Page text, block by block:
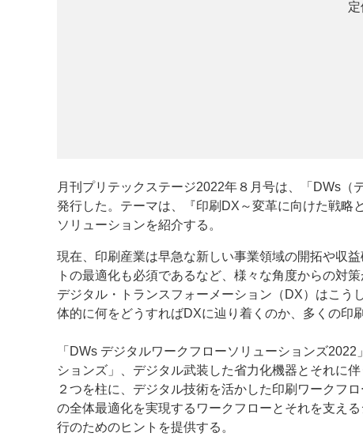
定
月刊プリテックステージ2022年８月号は、「DWs
発行した。テーマは、『印刷DX～変革に向けた戦略
ソリューションを紹介する。
現在、印刷産業は早急な新しい事業領域の開拓や収
トの最適化も必須であるなど、様々な角度からの対策
デジタル・トランスフォーメーション（DX）はこう
体的に何をどうすればDXに辿り着くのか、多くの印
「DWs デジタルワークフローソリューションズ
ションズ」、デジタル武装した省力化機器とそれに
２つを柱に、デジタル技術を活かした印刷ワークフ
の全体最適化を実現するワークフローとそれを支え
行のためのヒントを提供する。